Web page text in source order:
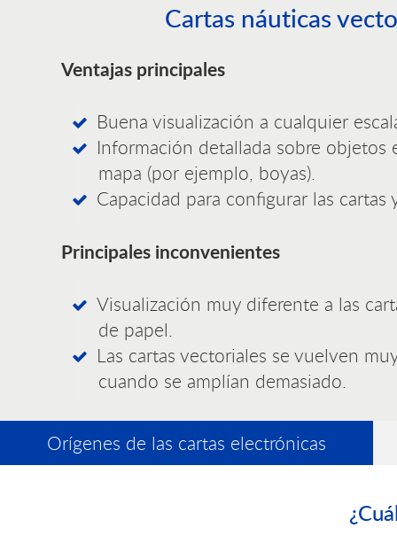
Cartas náuticas
Ventajas principales
Buena visualización a cualquier
Información detallada sobre objetos
mapa (por ejemplo, boyas).
Capacidad para configurar las cartas
Principales inconvenientes
Visualización muy diferente a las
de papel.
Las cartas vectoriales se vuelven
cuando se amplían demasiado.
Orígenes de las cartas electrónicas